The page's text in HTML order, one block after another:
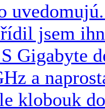
jsem
Gigabyte
a
klobouk